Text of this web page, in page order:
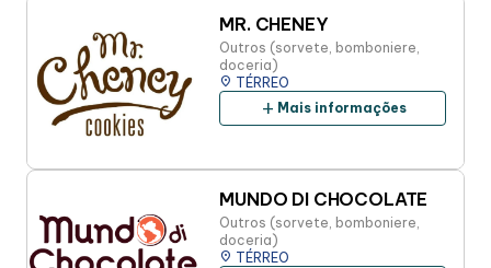
MR. CHENEY
Outros (sorvete, bomboniere,
doceria)
place TÉRREO
add Mais informações
MUNDO DI CHOCOLATE
Outros (sorvete, bomboniere,
doceria)
place TÉRREO